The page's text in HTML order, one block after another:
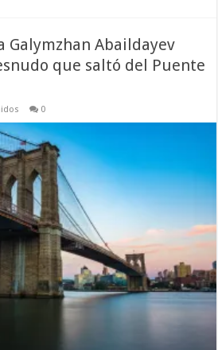
Galymzhan Abaildayev
que saltó del Puente
0